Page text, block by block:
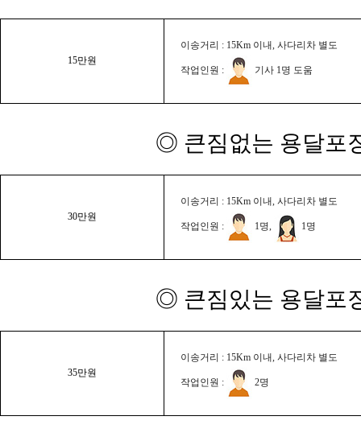
15만원
이송거리 : 15Km 이내, 사다리차 별도
작업인원 : 기사 1명 도움
◎ 큰짐없는 용달포
30만원
이송거리 : 15Km 이내, 사다리차 별도
작업인원 : 1명, 1명
◎ 큰짐있는 용달포
35만원
이송거리 : 15Km 이내, 사다리차 별도
작업인원 : 2명